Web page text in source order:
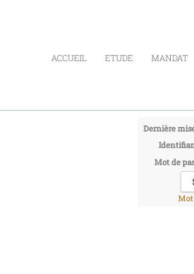
ACCUEIL ETUDE MANDAT
Dernière
Mot de
Mot